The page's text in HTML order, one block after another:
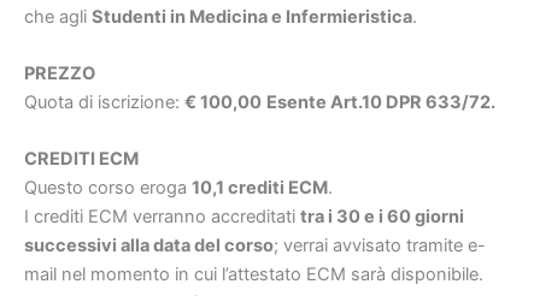
che agli Studenti in Medicina e Infermieristica.
PREZZO
Quota di iscrizione: € 100,00 Esente Art.10 DPR 633/72.
CREDITI ECM
Questo corso eroga 10,1 crediti ECM.
I crediti ECM verranno accreditati tra i 30 e i 60 giorni
successivi alla data del corso; verrai avvisato tramite e-
mail nel momento in cui l’attestato ECM sarà disponibile.